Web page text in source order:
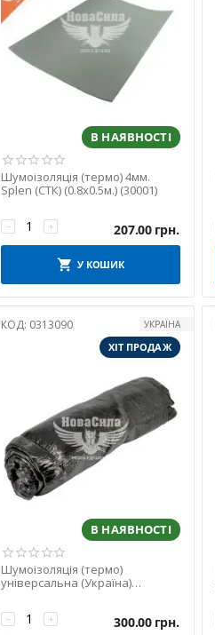
В НАЯВНОСТІ
Шумоізоляція (термо) 4мм.
Splen (СТК) (0.8x0.5м.) (30001)
+
− 207.00 грн.
У КОШИК
КОД: 0313090
УКРАЇНА
ХІТ ПРОДАЖ
В НАЯВНОСТІ
Шумоізоляція (термо)
універсальна (Україна)
+
− 300.00 грн.